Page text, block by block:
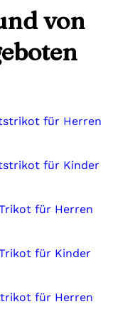
von
für Herren
für Kinder
für Herren
für Kinder
für Herren